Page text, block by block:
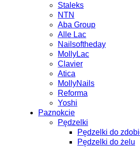
Staleks
NTN
Aba Group
Alle Lac
Nailsoftheday
MollyLac
Clavier
Atica
MollyNails
Reforma
Yoshi
Paznokcie
Pędzelki
Pędzelki do
Pędzelki do żelu